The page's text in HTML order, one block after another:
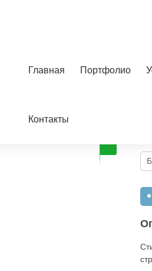
Главная Портфолио
Контакты
Ремонтно-